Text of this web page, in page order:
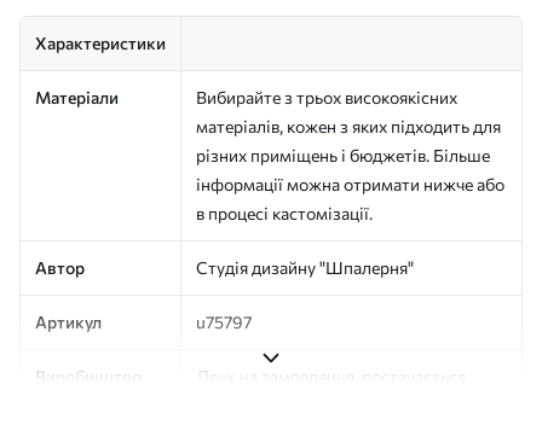
Характеристики
Матеріали
Вибирайте з трьох високоякісних
матеріалів, кожен з яких підходить для
різних приміщень і бюджетів. Більше
інформації можна отримати нижче або
в процесі кастомізації.
Автор Студія дизайну "Шпалерня"
Артикул u75797
Виробництво
Друк на замовлення, постачається